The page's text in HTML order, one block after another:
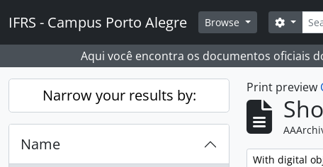
IFRS - Campus Porto Alegre Browse Search
Aqui você encontra os documentos oficiais
Narrow your results by:
Name
Print preview
Remove filter:
With digital